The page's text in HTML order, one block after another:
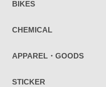
BIKES
CHEMICAL
APPAREL・GOODS
STICKER